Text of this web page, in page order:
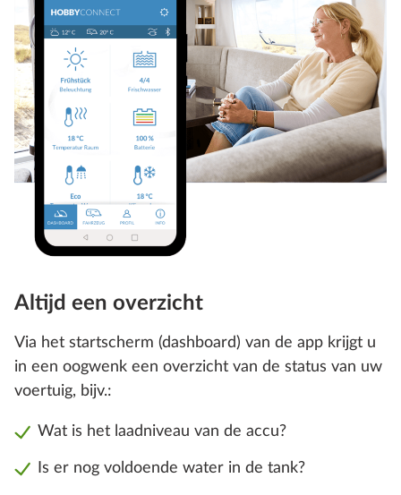
Altijd een overzicht
Via het startscherm (dashboard) van de app krijgt u
in een oogwenk een overzicht van de status van uw
voertuig, bijv.:
Wat is het laadniveau van de accu?
Is er nog voldoende water in de tank?